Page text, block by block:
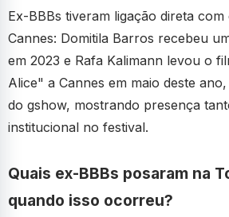
Ex-BBBs tiveram ligação direta com
Cannes: Domitila Barros recebeu
em 2023 e Rafa Kalimann levou o
Alice" a Cannes em maio deste
do gshow, mostrando presença
institucional no festival.
Quais ex-BBBs posaram na
quando isso ocorreu?